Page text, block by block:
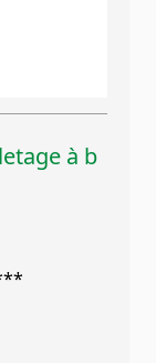
à b